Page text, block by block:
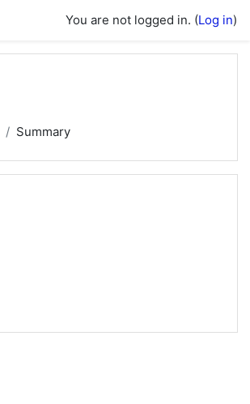
You are not logged in. (Log in)
Summary